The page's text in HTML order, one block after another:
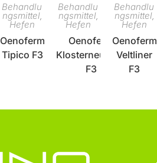
Behandlu
ngsmittel,
Hefen
Oenoferm
Tipico F3
Behandlu
ngsmittel,
Hefen
Oenoferm
Klosterneuburg
F3
Behandlu
ngsmittel,
Hefen
Oenoferm
Veltliner
F3